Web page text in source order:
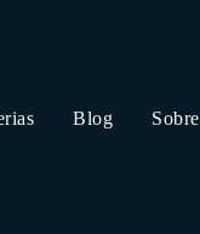
Blog Sobre